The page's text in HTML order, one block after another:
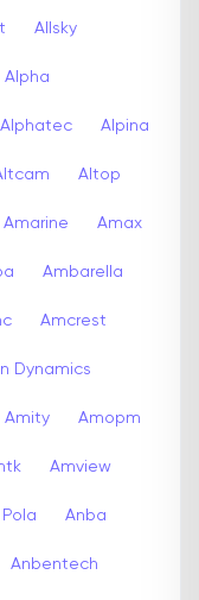
Allsky
Alpha
Alphatec Alpina
Altop
Amarine Amax
Ambarella
Amcrest
Dynamics
Amity Amopm
Amview
Anba
Anbentech